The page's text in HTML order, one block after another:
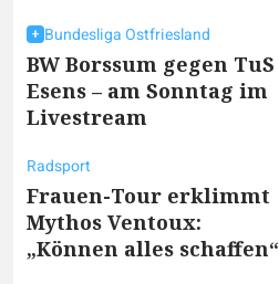
Bundesliga Ostfriesland
BW Borssum gegen TuS
Esens – am Sonntag im
Livestream
Radsport
Frauen-Tour erklimmt
Mythos Ventoux:
„Können alles schaffen“